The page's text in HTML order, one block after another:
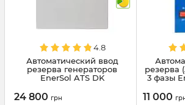
4.8
Автоматический ввод
резерва генераторов
EnerSol ATS DK
24 800 грн
резерва
3 фазы
11 000